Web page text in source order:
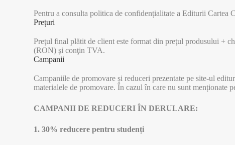
Pentru a consulta politica de confidențialitate a Editurii Cartea
Prețuri
Preţul final plătit de client este format din preţul produsului +
(RON) şi conţin TVA.
Campanii
Campaniile de promovare și reduceri prezentate pe site-ul
materialele de promovare. În cazul în care nu sunt menționate
CAMPANII DE REDUCERI ÎN DERULARE:
1. 30% reducere pentru studenți